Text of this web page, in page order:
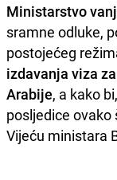
Ministarstvo
sramne odluke,
postojećeg
izdavanja viza
Arabije, a kako
posljedice ovako
Vijeću ministara